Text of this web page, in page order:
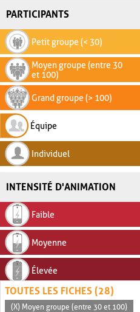
PARTICIPANTS
Petit groupe (< 30)
Moyen groupe (entre 30
et 100)
Grand groupe (> 100)
Équipe
Individuel
INTENSITÉ D'ANIMATION
Faible
Moyenne
Élevée
TOUTES LES FICHES (28)
(X) Moyen groupe (entre 30 et 100)